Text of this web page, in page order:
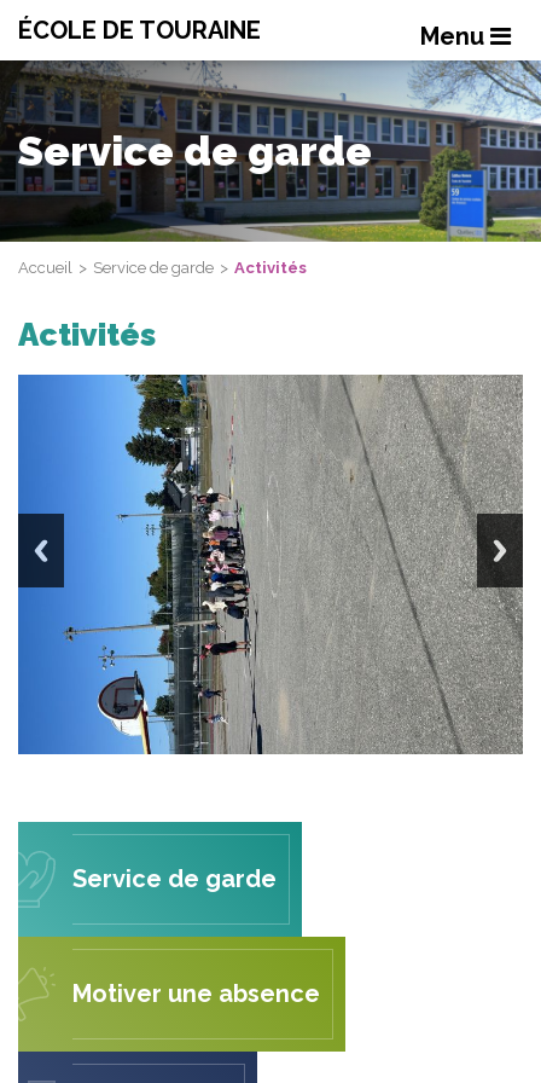
ÉCOLE DE TOURAINE Menu
Service de garde
Accueil Service de garde Activités
Activités
Service de garde
Motiver une absence